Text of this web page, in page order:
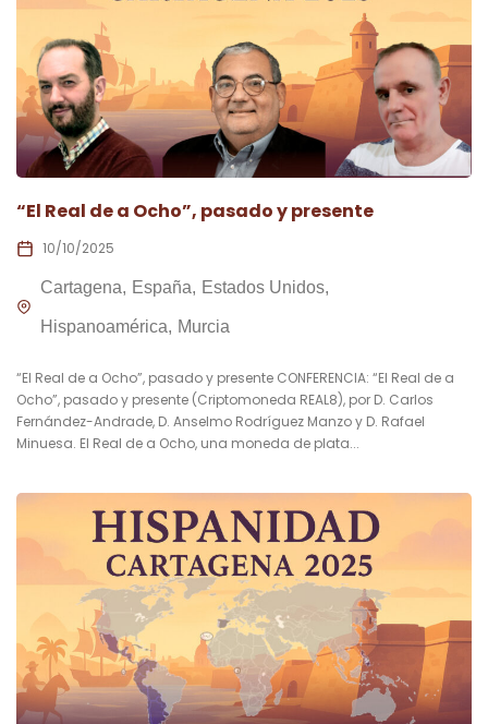
“El Real de a Ocho”, pasado y presente
10/10/2025
Cartagena España Estados Unidos
Hispanoamérica Murcia
“El Real de a Ocho”, pasado y presente CONFERENCIA: “El Real de a
Ocho”, pasado y presente (Criptomoneda REAL8), por D. Carlos
Fernández-Andrade, D. Anselmo Rodríguez Manzo y D. Rafael
Minuesa. El Real de a Ocho, una moneda de plata...